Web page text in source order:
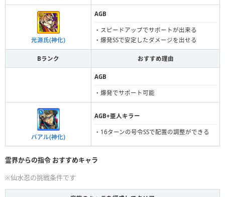
光源氏(神化)
AGB
・スピードアップでサポートが出来る
・爆発SSで安定したダメージを出せる
Bランク おすすめ理由
AGB
・爆発でサポート可能
バアル(神化)
AGB+亜人キラー
・16ターンの号令SSで配置の調整ができる
霊界からの指令 おすすめキャラ
※仙水忍の挑戦条件です